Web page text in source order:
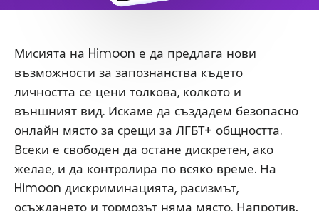
Мисията на Himoon е да предлага нови
възможности за запознанства където
личността се цени толкова, колкото и
външният вид. Искаме да създадем безопасно
онлайн място за срещи за ЛГБТ+ общността.
Всеки е свободен да остане дискретен, ако
желае, и да контролира по всяко време. На
Himoon дискриминацията, расизмът,